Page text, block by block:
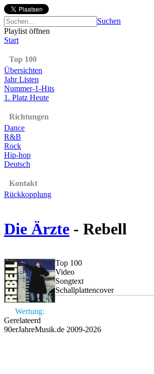
Suchen
Playlist öffnen
Start
Top 100
Übersichten
Jahr Listen
Nummer-1-Hits
1. Platz Heute
Richtungen
Dance
R&B
Rock
Hip-hop
Deutsch
Kontakt
Rückkopplung
Die Ärzte - Rebell
Wertung:
Top 100
Video
Songtext
Schallplattencover
Gerelateerd
90erJahreMusik.de 2009-2026